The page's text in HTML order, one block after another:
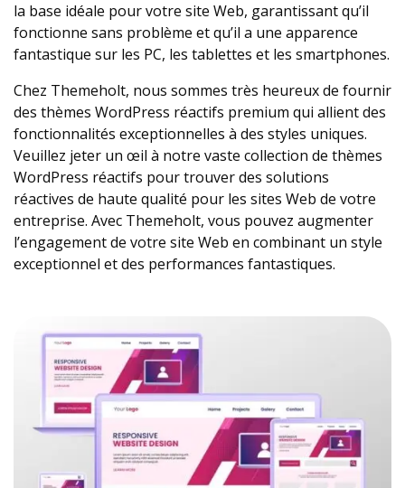
la base idéale pour votre site Web, garantissant qu’il
fonctionne sans problème et qu’il a une apparence
fantastique sur les PC, les tablettes et les smartphones.
Chez Themeholt, nous sommes très heureux de fournir
des thèmes WordPress réactifs premium qui allient des
fonctionnalités exceptionnelles à des styles uniques.
Veuillez jeter un œil à notre vaste collection de thèmes
WordPress réactifs pour trouver des solutions
réactives de haute qualité pour les sites Web de votre
entreprise. Avec Themeholt, vous pouvez augmenter
l’engagement de votre site Web en combinant un style
exceptionnel et des performances fantastiques.